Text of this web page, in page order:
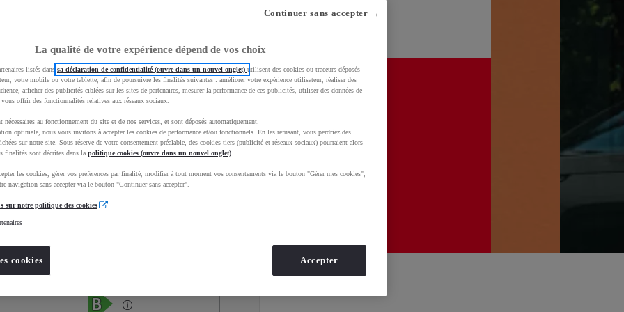
Services Concession
Occasions
La qualité de votre expérience dépend de vos choix
listés dans sa déclaration de confidentialité (ouvre dans un nouvel onglet) utilisent des cookies ou traceurs déposés
votre mobile ou votre tablette, afin de poursuivre les finalités suivantes : améliorer votre expérience utilisateur, réaliser des
afficher des publicités ciblées sur les sites de partenaires, mesurer la performance de ces publicités, utiliser des données de
offrir des fonctionnalités relatives aux réseaux sociaux.
nécessaires au fonctionnement du site et de nos services, et sont déposés automatiquement.
optimale, nous vous invitons à accepter les cookies de performance et/ou fonctionnels. En les refusant, vous perdriez des
sur notre site. Sous réserve de votre consentement préalable, des cookies tiers (publicité et réseaux sociaux) pourraient alors
finalités sont décrites dans la politique cookies (ouvre dans un nouvel onglet)
les cookies, gérer vos préférences par finalité, modifier à tout moment vos consentements via le bouton "Gérer mes cookies",
navigation sans accepter via le bouton "Continuer sans accepter".
sur notre politique des cookies
cookies
Continuer sans accepter →
Accepter